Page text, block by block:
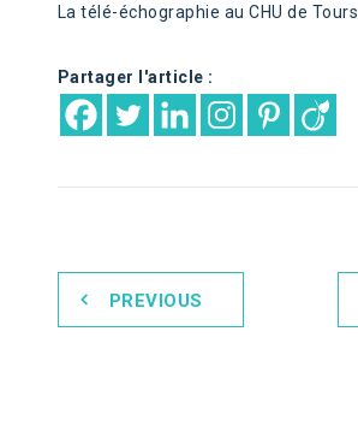
La télé-échographie au CHU de Tours
Partager l'article :
PREVIOUS